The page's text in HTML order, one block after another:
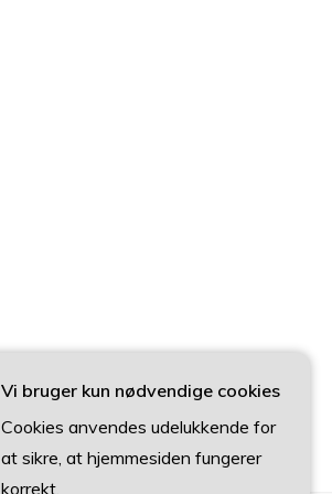
Vi bruger kun nødvendige cookies
Cookies anvendes udelukkende for
at sikre, at hjemmesiden fungerer
korrekt.